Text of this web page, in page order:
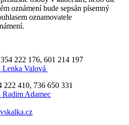
oznámení bude sepsán písemný
oznamovatele
222 176, 601 214 197
Lenka Valová
222 410, 736 650 331
Radim Adamec